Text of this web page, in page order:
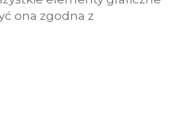
ona zgodna z